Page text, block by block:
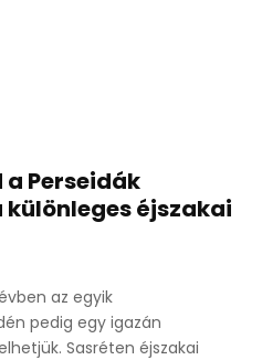
Perseidák
éjszakai
az egyik
pedig egy igazán
Sasréten éjszakai